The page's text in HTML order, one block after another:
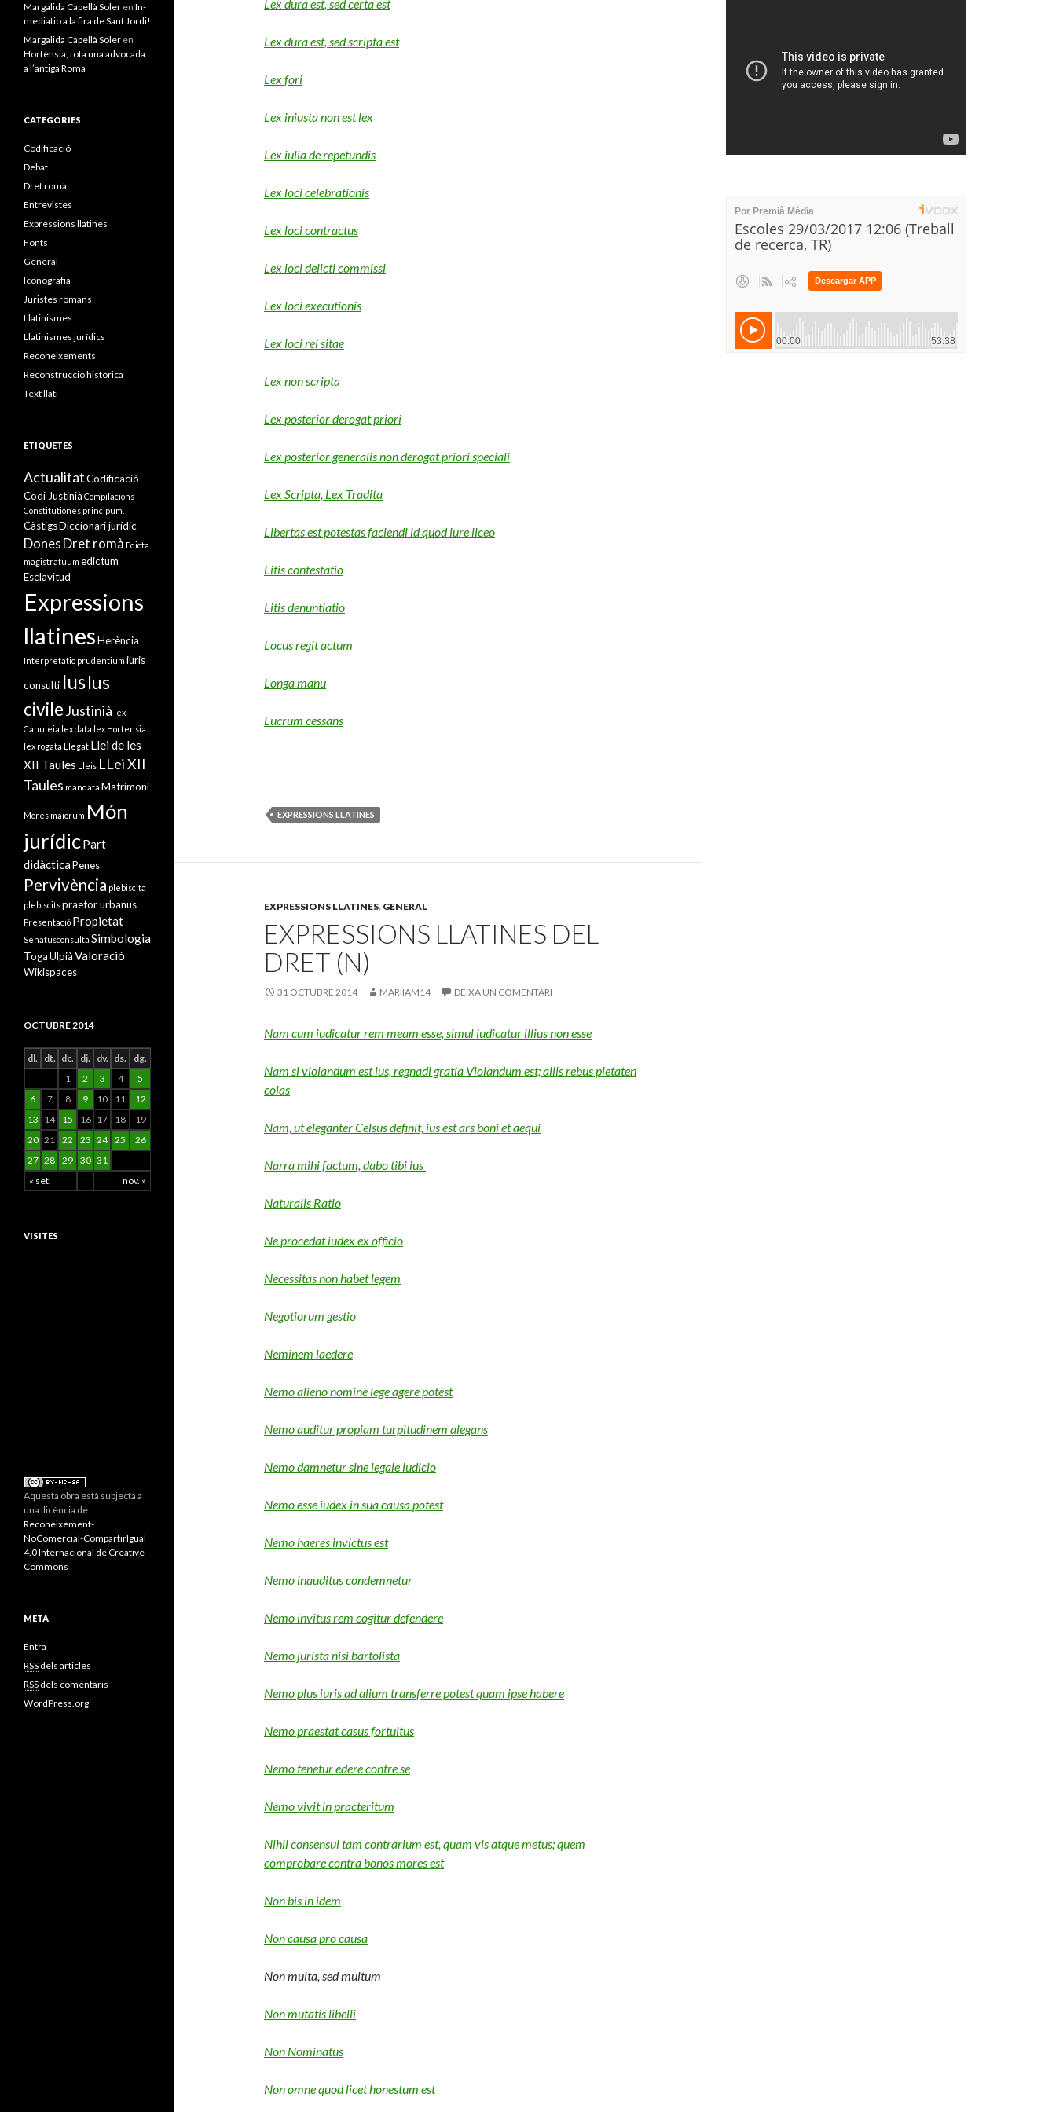
Lex dura est, sed certa est
Lex dura est, sed scripta est
Lex fori
Lex iniusta non est lex
Lex iulia de repetundis
Lex loci celebrationis
Lex loci contractus
Lex loci delicti commissi
Lex loci executionis
Lex loci rei sitae
Lex non scripta
Lex posterior derogat priori
Lex posterior generalis non derogat priori speciali
Lex Scripta, Lex Tradita
Libertas est potestas faciendi id quod iure liceo
Litis contestatio
Litis denuntiatio
Locus regit actum
Longa manu
Lucrum cessans
EXPRESSIONS LLATINES
EXPRESSIONS LLATINES, GENERAL
EXPRESSIONS LLATINES DEL
DRET (N)
31 OCTUBRE 2014 MARIIAM14 DEIXA UN COMENTARI
Nam cum iudicatur rem meam esse, simul iudicatur illius non esse
Nam si violandum est ius, regnadi gratia Violandum est; allis rebus pietaten
colas
Nam, ut eleganter Celsus definit, ius est ars boni et aequi
Narra mihi factum, dabo tibi ius
Naturalis Ratio
Ne procedat iudex ex officio
Necessitas non habet legem
Negotiorum gestio
Neminem laedere
Nemo alieno nomine lege agere potest
Nemo auditur propiam turpitudinem alegans
Nemo damnetur sine legale iudicio
Nemo esse iudex in sua causa potest
Nemo haeres invictus est
Nemo inauditus condemnetur
Nemo invitus rem cogitur defendere
Nemo jurista nisi bartolista
Nemo plus iuris ad alium transferre potest quam ipse habere
Nemo praestat casus fortuitus
Nemo tenetur edere contre se
Nemo vivit in practeritum
Nihil consensul tam contrarium est, quam vis atque metus; quem
comprobare contra bonos mores est
Non bis in idem
Non causa pro causa
Non multa, sed multum
Non mutatis libelli
Non Nominatus
Non omne quod licet honestum est
Margalida Capellà Soler en In-
mediatio a la fira de Sant Jordi!
Margalida Capellà Soler en
Hortènsia, tota una advocada
a l’antiga Roma
CATEGORIES
Codificació
Debat
Dret romà
Entrevistes
Expressions llatines
Fonts
General
Iconografia
Juristes romans
Llatinismes
Llatinismes jurídics
Reconeixements
Reconstrucció històrica
Text llatí
ETIQUETES
ActualitatCodificació
Codi Justinià Compilacions
Constitutiones principum.
CàstigsDiccionari jurídic
DonesDret romà Edicta
magistratuum edictum
Esclavitud
Expressions
llatinesHerència
Interpretatio prudentium iuris
consulti IusIus
civileJustinià lex
Canuleia lex data lex Hortensia
lex rogata Llegat Llei de les
XII Taules Lleis LLei XII
Taules mandata Matrimoni
Mores maiorum Món
jurídicPart
didàcticaPenes
Pervivència plebiscita
plebiscitspraetor urbanus
Presentació Propietat
Senatusconsulta Simbologia
TogaUlpiàValoració
Wikispaces
OCTUBRE 2014
dl. dt. dc. dj. dv. ds. dg.
« set. nov. »
1 2 3 4
5
6
7 8 9 10 11
12
13 14 15 16 17 18
19
20 21 22 23 24 25
26
27 28 29 30 31
VISITES
Aquesta obra està subjecta a
una llicència de
Reconeixement-
NoComercial-CompartirIgual
4.0 Internacional de Creative
Commons
META
Entra
RSS dels articles
RSS dels comentaris
WordPress.org